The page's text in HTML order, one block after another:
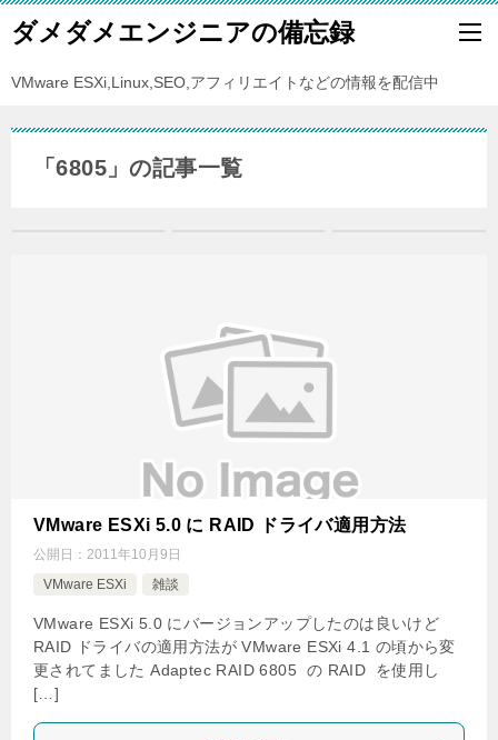
ダメダメエンジニアの備忘録
VMware ESXi,Linux,SEO,アフィリエイトなどの情報を配信中
「6805」の記事一覧
VMware ESXi 5.0 に RAID ドライバ適用方法
公開日： 2011年10月9日
VMware ESXi
雑談
VMware ESXi 5.0 にバージョンアップしたのは良いけど
RAID ドライバの適用方法が VMware ESXi 4.1 の頃から変
更されてました Adaptec RAID 6805 の RAID を使用し
[…]